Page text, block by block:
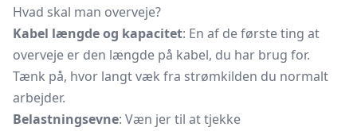
Hvad skal man overveje?
Kabel længde og kapacitet: En af de første ting at
overveje er den længde på kabel, du har brug for.
Tænk på, hvor langt væk fra strømkilden du normalt
arbejder.
Belastningsevne: Væn jer til at tjekke